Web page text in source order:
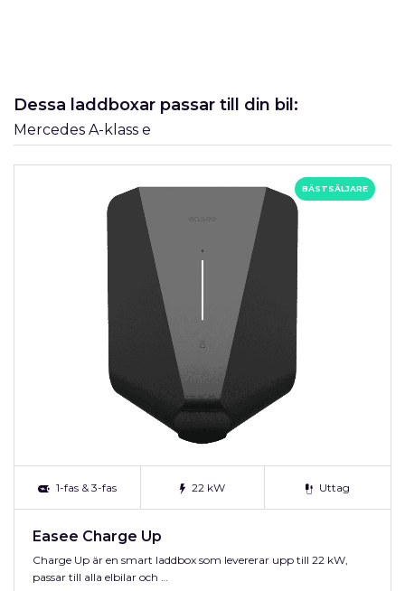
Dessa laddboxar passar till din bil:
Mercedes A-klass e
BÄSTSÄLJARE
1-fas & 3-fas 22 kW Uttag
Easee Charge Up
Charge Up är en smart laddbox som levererar upp till 22 kW,
passar till alla elbilar och …